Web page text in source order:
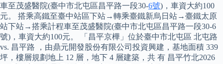
車至茂盛醫院(臺中市北屯區昌平路一段30-6號)，車資大約100
元。 搭乘高鐵至臺中站區下站→轉乘臺鐵新烏日站→臺鐵太原
站下站→搭乘計程車至茂盛醫院(臺中市北屯區昌平路一段30-6
號)，車資大約100元。 「昌平京樺」位於臺中市北屯區 北屯路
vs. 昌平路 ，由鼎元開發股份有限公司投資興建，基地面積 339
坪，樓層規劃地上 12 層，地下 4 層建築，共 有 昌平竹北2026